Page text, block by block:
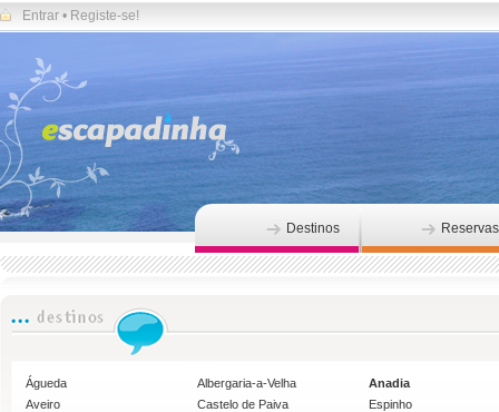
Entrar • Registe-se!
Destinos Reservas
Águeda Albergaria-a-Velha
Anadia
Aveiro
Castelo de Paiva
Espinho